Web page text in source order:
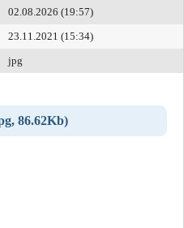
02.08.2026 (19:57)
23.11.2021 (15:34)
jpg
86.62Kb)